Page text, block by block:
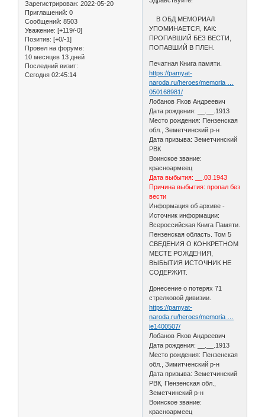
Зарегистрирован: 2022-05-20
Приглашений: 0
Сообщений: 8503
Уважение: [+119/-0]
Позитив: [+0/-1]
Провел на форуме:
10 месяцев 13 дней
Последний визит:
Сегодня 02:45:14
В ОБД МЕМОРИАЛ
УПОМИНАЕТСЯ, КАК:
ПРОПАВШИЙ БЕЗ ВЕСТИ,
ПОПАВШИЙ В ПЛЕН.
Печатная Книга памяти.
https://pamyat-
naroda.ru/heroes/memoria …
050168981/
Лобанов Яков Андреевич
Дата рождения: __.__.1913
Место рождения: Пензенская
обл., Земетчинский р-н
Дата призыва: Земетчинский
РВК
Воинское звание:
красноармеец
Дата выбытия: __.03.1943
Причина выбытия: пропал без
вести
Информация об архиве -
Источник информации:
Всероссийская Книга Памяти.
Пензенская область. Том 5
СВЕДЕНИЯ О КОНКРЕТНОМ
МЕСТЕ РОЖДЕНИЯ,
ВЫБЫТИЯ ИСТОЧНИК НЕ
СОДЕРЖИТ.
Донесение о потерях 71
стрелковой дивизии.
https://pamyat-
naroda.ru/heroes/memoria …
ie1400507/
Лобанов Яков Андреевич
Дата рождения: __.__.1913
Место рождения: Пензенская
обл., Зимитченский р-н
Дата призыва: Земетчинский
РВК, Пензенская обл.,
Земетчинский р-н
Воинское звание:
красноармеец